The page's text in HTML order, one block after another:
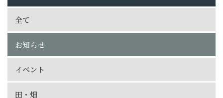
全て
お知らせ
イベント
田・畑